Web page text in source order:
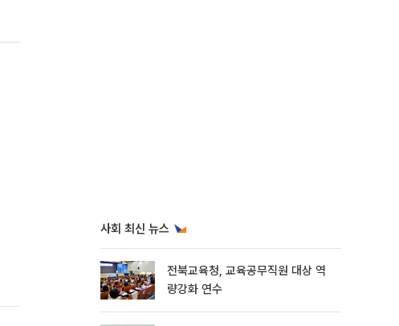
사회 최신 뉴스
전북교육청, 교육공무직원 대상 역
량강화 연수